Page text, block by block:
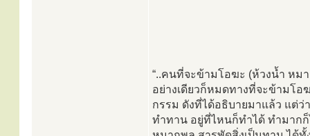
“..คนที่จะข้ามโอฆะ (ห้วงน้ำ หมา
อย่างเดียวก็หมดทางที่จะข้ามโอ
กรรม ดังที่ได้อธิบายมาแล้ว แต่ว่
ทำทาน อยู่ที่ไหนก็ทำได้ ทำมากก็